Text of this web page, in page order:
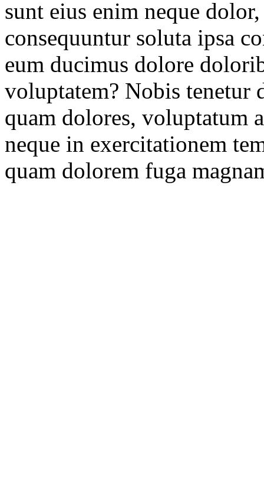
sunt eius enim neque
consequuntur soluta ipsa
eum ducimus dolore
voluptatem? Nobis
quam dolores, voluptatum
neque in exercitationem
quam dolorem fuga